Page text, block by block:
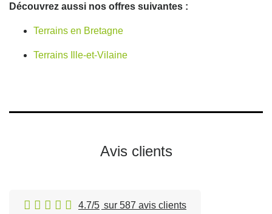
Découvrez aussi nos offres suivantes :
Terrains en Bretagne
Terrains Ille-et-Vilaine
Avis clients
4.7/5 sur 587 avis clients